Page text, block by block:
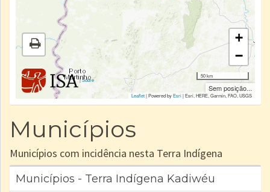
|Sobre
+
−
50 km
Sem posição...
Leaflet| Powered byEsri|Esri, HERE, Garmin, FAO, USGS
Municípios
Municípios com incidência nesta Terra Indígena
Municípios - Terra Indígena Kadiwéu